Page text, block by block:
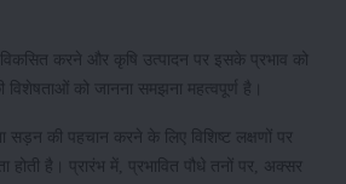
विकसित करने और कृषि उत्पादन पर इसके प्रभाव को
विशेषताओं को जानना समझना महत्वपूर्ण है।
सड़न की पहचान करने के लिए विशिष्ट लक्षणों पर
है। प्रारंभ में, प्रभावित पौधे तनों पर, अक्सर